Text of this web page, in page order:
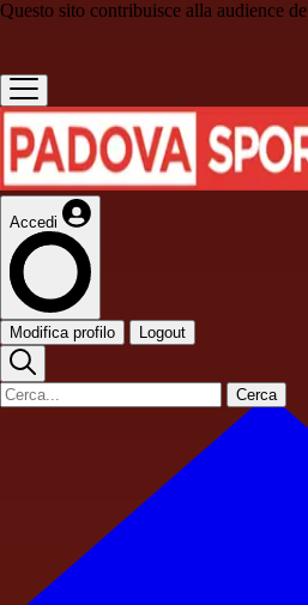
Questo sito contribuisce alla audience de
Accedi
Modifica profilo Logout
Cerca